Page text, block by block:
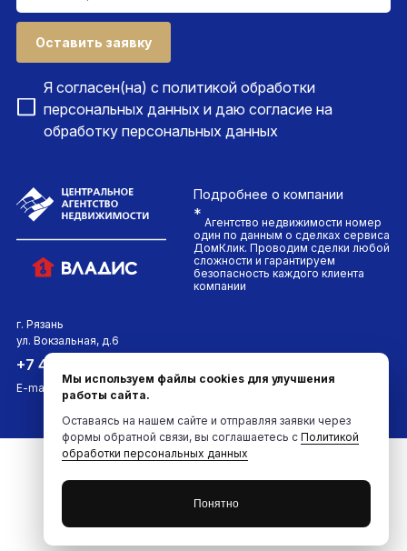
Оставить заявку
Я согласен(на) с политикой обработки
персональных данных и даю согласие на
обработку персональных данных
Подробнее о компании
* Агентство недвижимости номер
один по данным о сделках сервиса
ДомКлик. Проводим сделки любой
сложности и гарантируем
безопасность каждого клиента
компании
г. Рязань
ул. Вокзальная, д.6
+7 4912 961-961
E-mail: info@961961.ru
Мы используем файлы cookies для улучшения
работы сайта.
Оставаясь на нашем сайте и отправляя заявки через
формы обратной связи, вы соглашаетесь с Политикой
обработки персональных данных
Понятно